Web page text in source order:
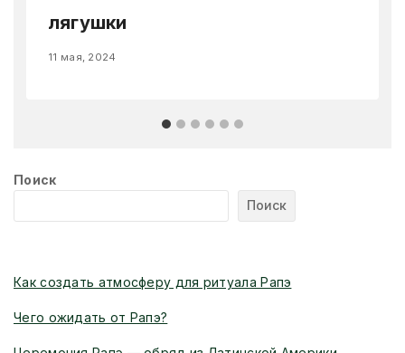
лягушки
11 мая, 2024
Поиск
Поиск
Как создать атмосферу для ритуала Рапэ
Чего ожидать от Рапэ?